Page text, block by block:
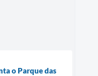
o Parque das